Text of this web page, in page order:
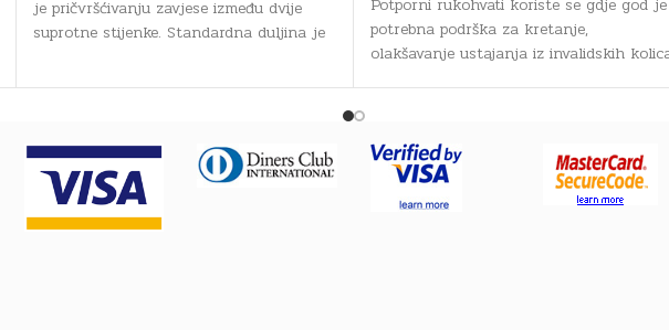
je pričvršćivanju zavjese između dvije
suprotne stijenke. Standardna duljina je
potrebna podrška za kretanje,
olakšavanje ustajanja iz invalidskih